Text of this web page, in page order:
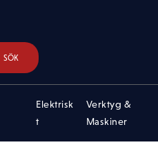
SÖK
Elektrisk
t
Verktyg &
Maskiner